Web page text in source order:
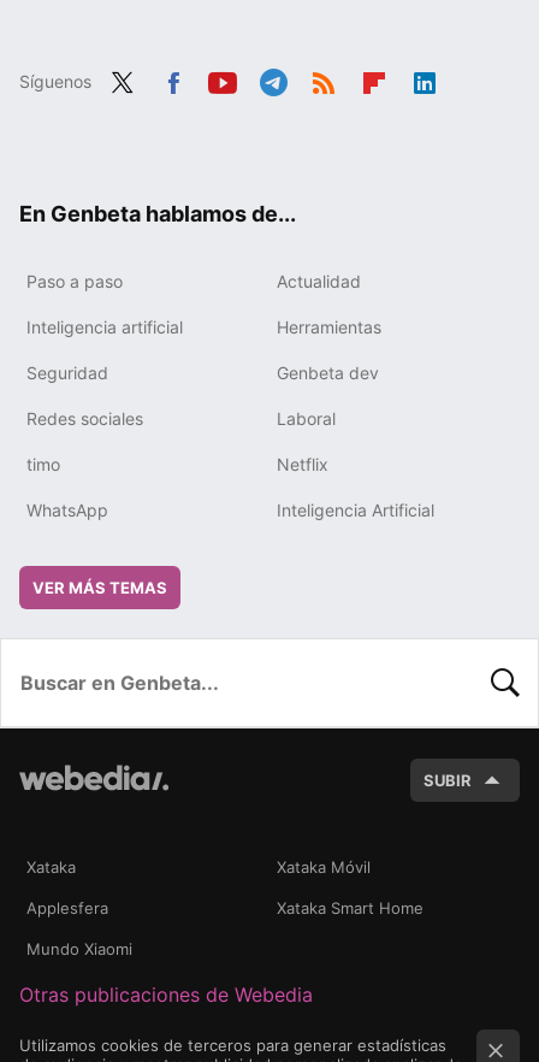
Síguenos
En Genbeta hablamos de...
Paso a paso Actualidad
Inteligencia artificial Herramientas
Seguridad Genbeta dev
Redes sociales Laboral
timo Netflix
WhatsApp Inteligencia Artificial
VER MÁS TEMAS
SUBIR
Xataka Xataka Móvil
Applesfera Xataka Smart Home
Mundo Xiaomi
Otras publicaciones de Webedia
Utilizamos cookies de terceros para generar estadísticas